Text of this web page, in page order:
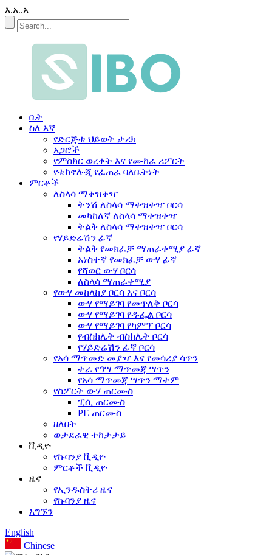
እ.ኤ.አ
ቤት
ስለ እኛ
የድርጅቱ ህይወት ታሪክ
አጋሮች
የምስክር ወረቀት እና የሙከራ ሪፖርት
የቴክኖሎጂ የፈጠራ ባለቤትነት
ምርቶች
ለስላሳ ማቀዝቀዣ
ትንሽ ለስላሳ ማቀዝቀዣ ቦርሳ
መካከለኛ ለስላሳ ማቀዝቀዣ
ትልቅ ለስላሳ ማቀዝቀዣ ቦርሳ
የሃይድሬሽን ፊኛ
ትልቅ የመክፈቻ ማጠራቀሚያ ፊኛ
አነስተኛ የመክፈቻ ውሃ ፊኛ
የሻወር ውሃ ቦርሳ
ለስላሳ ማጠራቀሚያ
የውሃ መከላከያ ቦርሳ እና ቦርሳ
ውሃ የማይገባ የመጥለቅ ቦርሳ
ውሃ የማይገባ የዱፌል ቦርሳ
ውሃ የማይገባ የካምፕ ቦርሳ
የብስክሌት ብስክሌት ቦርሳ
የሃይድሬሽን ፊኛ ቦርሳ
የአሳ ማጥመድ መያዣ እና የመሳሪያ ሳጥን
ተራ የዓሣ ማጥመጃ ሣጥን
የአሳ ማጥመጃ ሣጥን ማተም
የስፖርት ውሃ ጠርሙስ
ፒሲ ጠርሙስ
PE ጠርሙስ
ዘለበት
ወታደራዊ ተከታታይ
ቪዲዮ
የኩባንያ ቪዲዮ
ምርቶች ቪዲዮ
ዜና
የኢንዱስትሪ ዜና
የኩባንያ ዜና
አግኙን
English
Chinese